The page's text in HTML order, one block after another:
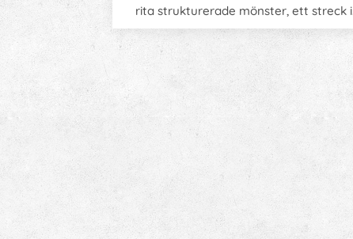
rita strukturerade mönster, ett streck i
taget.